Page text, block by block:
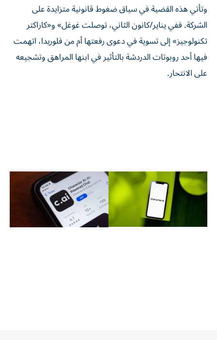
وتأتي هذه القضية في سياق ضغوط قانونية متزايدة على
الشركة. ففي يناير/كانون الثاني، توصلت غوغل» و«كاراكتر
تكنولوجيز» إلى تسوية في دعوى رفعتها أم من فلوريدا، اتهمت
فيها أحد روبوتات الدردشة بالتأثير في ابنها المراهق وتشجيعه
على الانتحار.